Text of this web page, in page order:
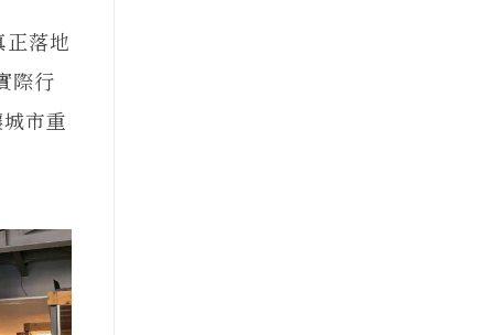
落地
際行
市重